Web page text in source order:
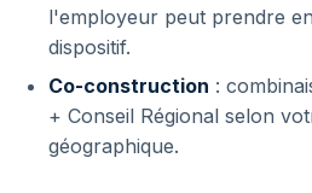
l'employeur peut prendre
dispositif.
Co-construction :
+ Conseil Régional selon
géographique.